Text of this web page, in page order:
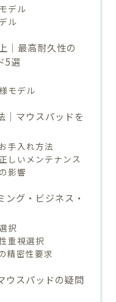
デル
ル
｜最高耐久性の
5選
モデル
｜マウスパッドを
手入れ方法
しいメンテナンス
影響
グ・ビジネス・
択
重視選択
精密性要求
ウスパッドの疑問